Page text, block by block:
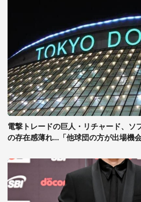
電撃トレードの巨人・リチャード、ソ
の存在感薄れ...「他球団の方が出場機